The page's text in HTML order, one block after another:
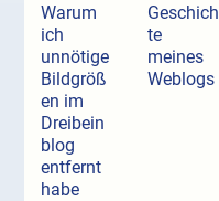
Warum
ich
unnötige
Bildgröß
en im
Dreibein
blog
entfernt
habe
Geschich
te
meines
Weblogs